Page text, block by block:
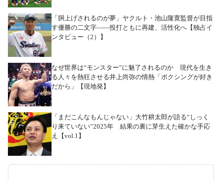
「胴上げされるのが夢」ヤクルト・池山隆寛監督が目指
す優勝の二文字――投打ともに再建、活性化へ【独占イ
ンタビュー（2）】
なぜ世界は“モンスター”に魅了されるのか 現代を生き
る人々を熱狂させる井上尚弥の情熱「ボクシングが好き
だから」【現地発】
「まだこんなもんじゃない」大竹耕太郎が語る“しっく
り来ていない”2025年 結果の裏に芽生えた確かな手応
え【vol.1】